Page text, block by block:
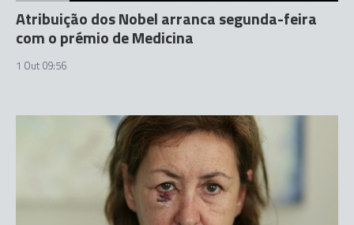
Atribuição dos Nobel arranca segunda-feira
com o prémio de Medicina
1 Out 09:56